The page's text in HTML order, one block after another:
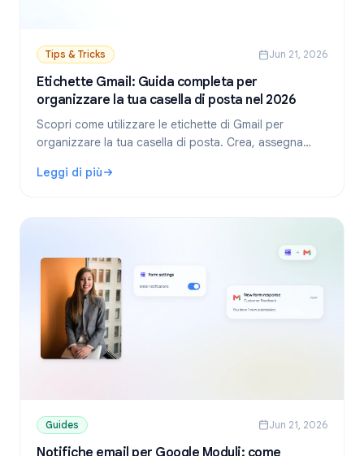
Tips & Tricks Jun 21, 2026
Etichette Gmail: Guida completa per
organizzare la tua casella di posta nel 2026
Scopri come utilizzare le etichette di Gmail per
organizzare la tua casella di posta. Crea, assegna
per un flusso di lavoro più pulito.
Leggi di più
: Etichette Gmail: Guida completa per organizzare la tua
Guides Jun 21, 2026
Notifiche email per Google Moduli: come